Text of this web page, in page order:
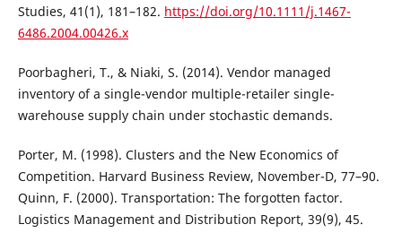
Studies, 41(1), 181–182. https://doi.org/10.1111/j.1467-
6486.2004.00426.x
Poorbagheri, T., & Niaki, S. (2014). Vendor managed
inventory of a single-vendor multiple-retailer single-
warehouse supply chain under stochastic demands.
Porter, M. (1998). Clusters and the New Economics of
Competition. Harvard Business Review, November-D, 77–90.
Quinn, F. (2000). Transportation: The forgotten factor.
Logistics Management and Distribution Report, 39(9), 45.